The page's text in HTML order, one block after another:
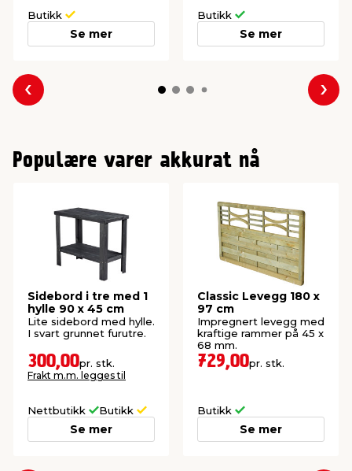
Butikk
Se mer
Butikk
Se mer
Forrige
Populære varer akkurat nå
Sidebord i tre med 1
hylle 90 x 45 cm
Lite sidebord med hylle.
I svart grunnet furutre.
300,00pr. stk.
Frakt m.m. legges til
Nettbutikk Butikk
Se mer
Classic Levegg 180 x
97 cm
Impregnert levegg med
kraftige rammer på 45 x
68 mm.
729,00pr. stk.
Butikk
Se mer